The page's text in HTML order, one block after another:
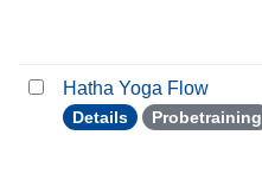
Hatha Yoga Flow
Details Probetraining